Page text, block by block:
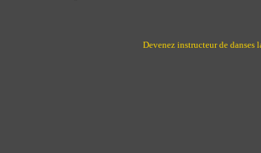
Devenez instructeur de danses